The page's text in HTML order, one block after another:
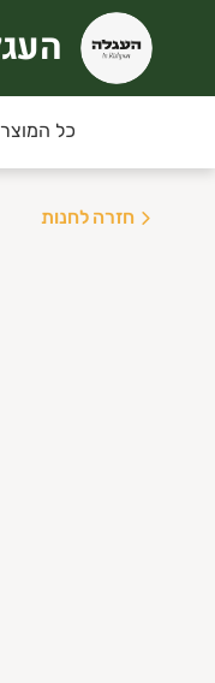
העגלה
כל
חזרה לחנות